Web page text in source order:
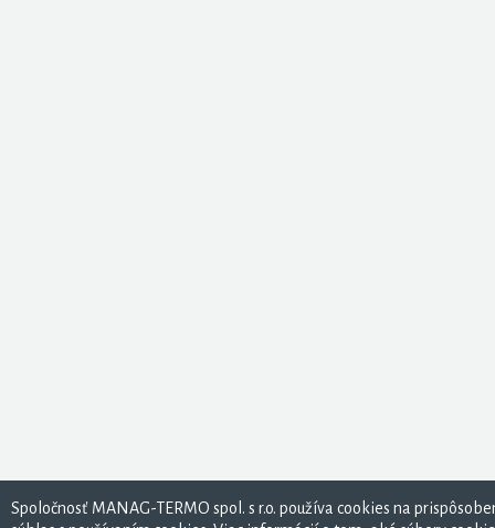
Spoločnosť MANAG-TERMO spol. s r.o. používa cookies na